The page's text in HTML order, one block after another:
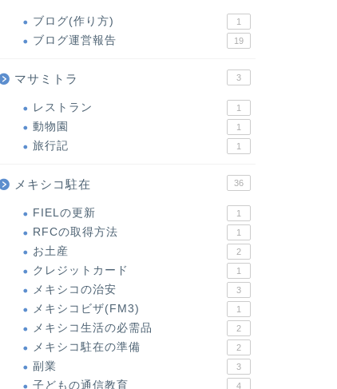
ブログ(作り方) 1
ブログ運営報告 19
マサミトラ 3
レストラン 1
動物園 1
旅行記 1
メキシコ駐在 36
FIELの更新 1
RFCの取得方法 1
お土産 2
クレジットカード 1
メキシコの治安 3
メキシコビザ(FM3) 1
メキシコ生活の必需品 2
メキシコ駐在の準備 2
副業 3
子どもの通信教育 4